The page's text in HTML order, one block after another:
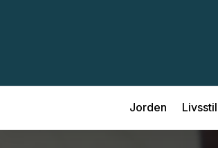
Jorden Livsstil